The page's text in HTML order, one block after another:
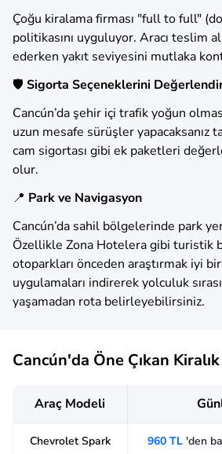
Çoğu kiralama firması "full to full"
politikasını uyguluyor. Aracı teslim
ederken yakıt seviyesini mutlaka
🛡️ Sigorta Seçeneklerini
Cancún’da şehir içi trafik yoğun
uzun mesafe sürüşler yapacaksanız
cam sigortası gibi ek paketleri
olur.
📍 Park ve Navigasyon
Cancún’da sahil bölgelerinde park
Özellikle Zona Hotelera gibi turistik
otoparkları önceden araştırmak iyi
uygulamaları indirerek yolculuk
yaşamadan rota belirleyebilirsiniz.
Cancún'da Öne Çıkan
Araç Modeli
Chevrolet Spark 960 TL 'den